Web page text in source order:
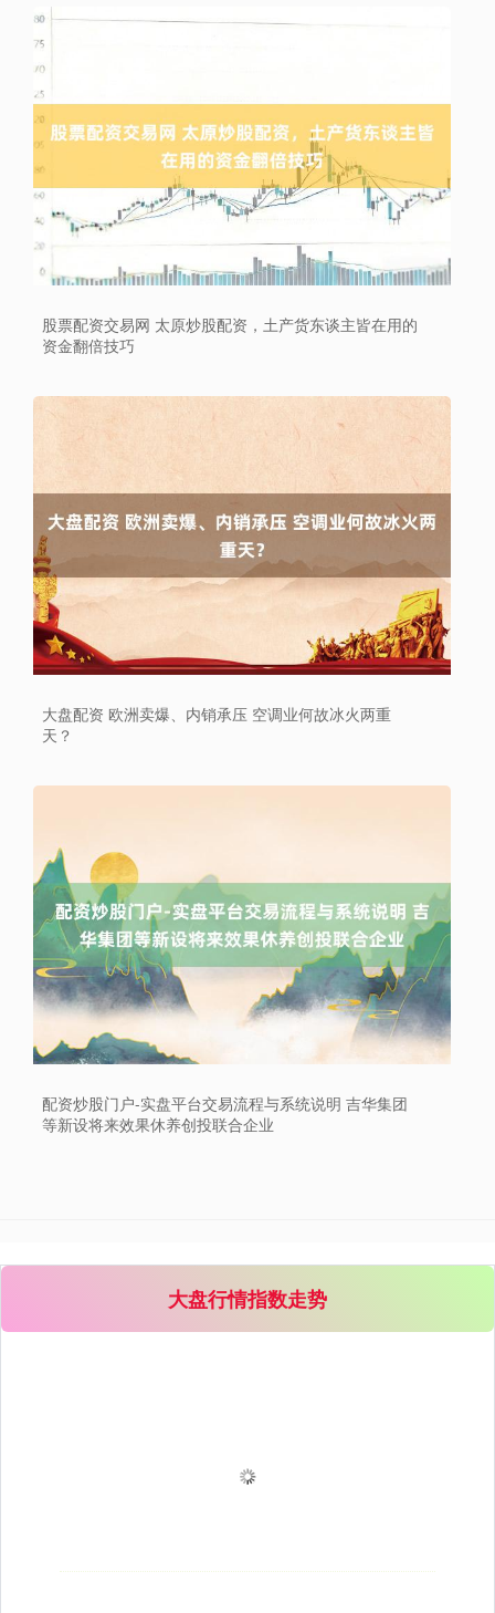
股票配资交易网 太原炒股配资，土产货东谈主皆在用的
资金翻倍技巧
大盘配资 欧洲卖爆、内销承压 空调业何故冰火两重
天？
配资炒股门户-实盘平台交易流程与系统说明 吉华集团
等新设将来效果休养创投联合企业
大盘行情指数走势